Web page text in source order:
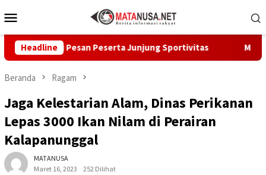
ke
Mobile
Headline
Pesan Peserta Junjung Sportivitas Melalui
Beranda Ragam
Jaga Kelestarian Alam, Dinas Perikanan
Lepas 3000 Ikan Nilam di Perairan
Kalapanunggal
MATANUSA
Maret 16, 2023
252 Dilihat